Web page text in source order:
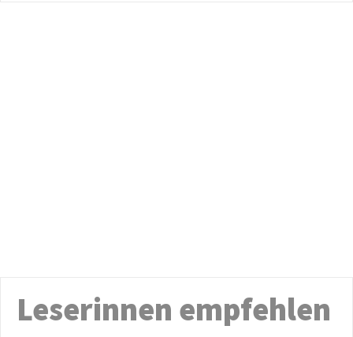
Leserinnen empfehlen